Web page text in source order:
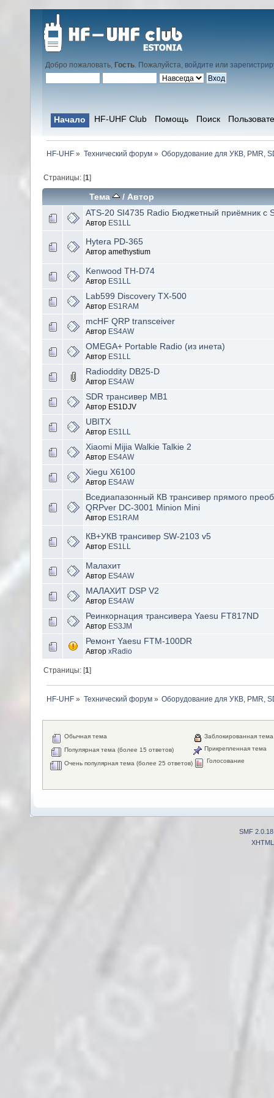
Добро пожаловать, Гость. Пожалуйста, войдите или
Начало HF-UHF Club Помощь Поиск
HF-UHF» Технический форум» Оборудование для УКВ, PMR,
Страницы: [1]
Тема / Автор
ATS-20 SI4735 Radio Бюджетный приёмник с
Автор ES1LL
Hytera PD-365
Автор amethystium
Kenwood TH-D74
Автор ES1LL
Lab599 Discovery TX-500
Автор ES1RAM
mcHF QRP transceiver
Автор ES4AW
OMEGA+ Portable Radio (из инета)
Автор ES1LL
Radioddity DB25-D
Автор ES4AW
SDR трансивер MB1
Автор ES1DJV
UBITX
Автор ES1LL
Xiaomi Mijia Walkie Talkie 2
Автор ES4AW
Xiegu X6100
Автор ES4AW
Вседиапазонный КВ трансивер прямого
QRPver DC-3001 Minion Mini
Автор ES1RAM
КВ+УКВ трансивер SW-2103 v5
Автор ES1LL
Малахит
Автор ES4AW
МАЛАХИТ DSP V2
Автор ES4AW
Реинкорнация трансивера Yaesu FT817ND
Автор ES3JM
Ремонт Yaesu FTM-100DR
Автор xRadio
Страницы: [1]
HF-UHF» Технический форум» Оборудование для УКВ, PMR,
Обычная тема
Популярная тема (более 15 ответов)
Очень популярная тема (более 25 ответов)
Заблокированная тема
Прикрепленная тема
Голосование
SMF 2.0.18
XHTML